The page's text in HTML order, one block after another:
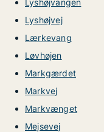
Lyshøjvangen
Lyshøjvej
Lærkevang
Løvhøjen
Markgærdet
Markvej
Markvænget
Mejsevej